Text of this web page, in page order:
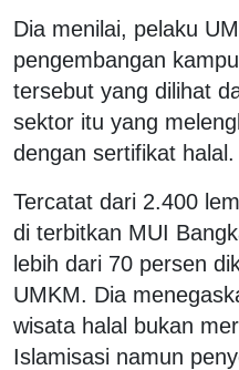
Dia menilai, pelaku
pengembangan
tersebut yang dilihat
sektor itu yang
dengan sertifikat halal.
Tercatat dari 2.400
di terbitkan MUI
lebih dari 70 persen
UMKM. Dia
wisata halal bukan
Islamisasi namun